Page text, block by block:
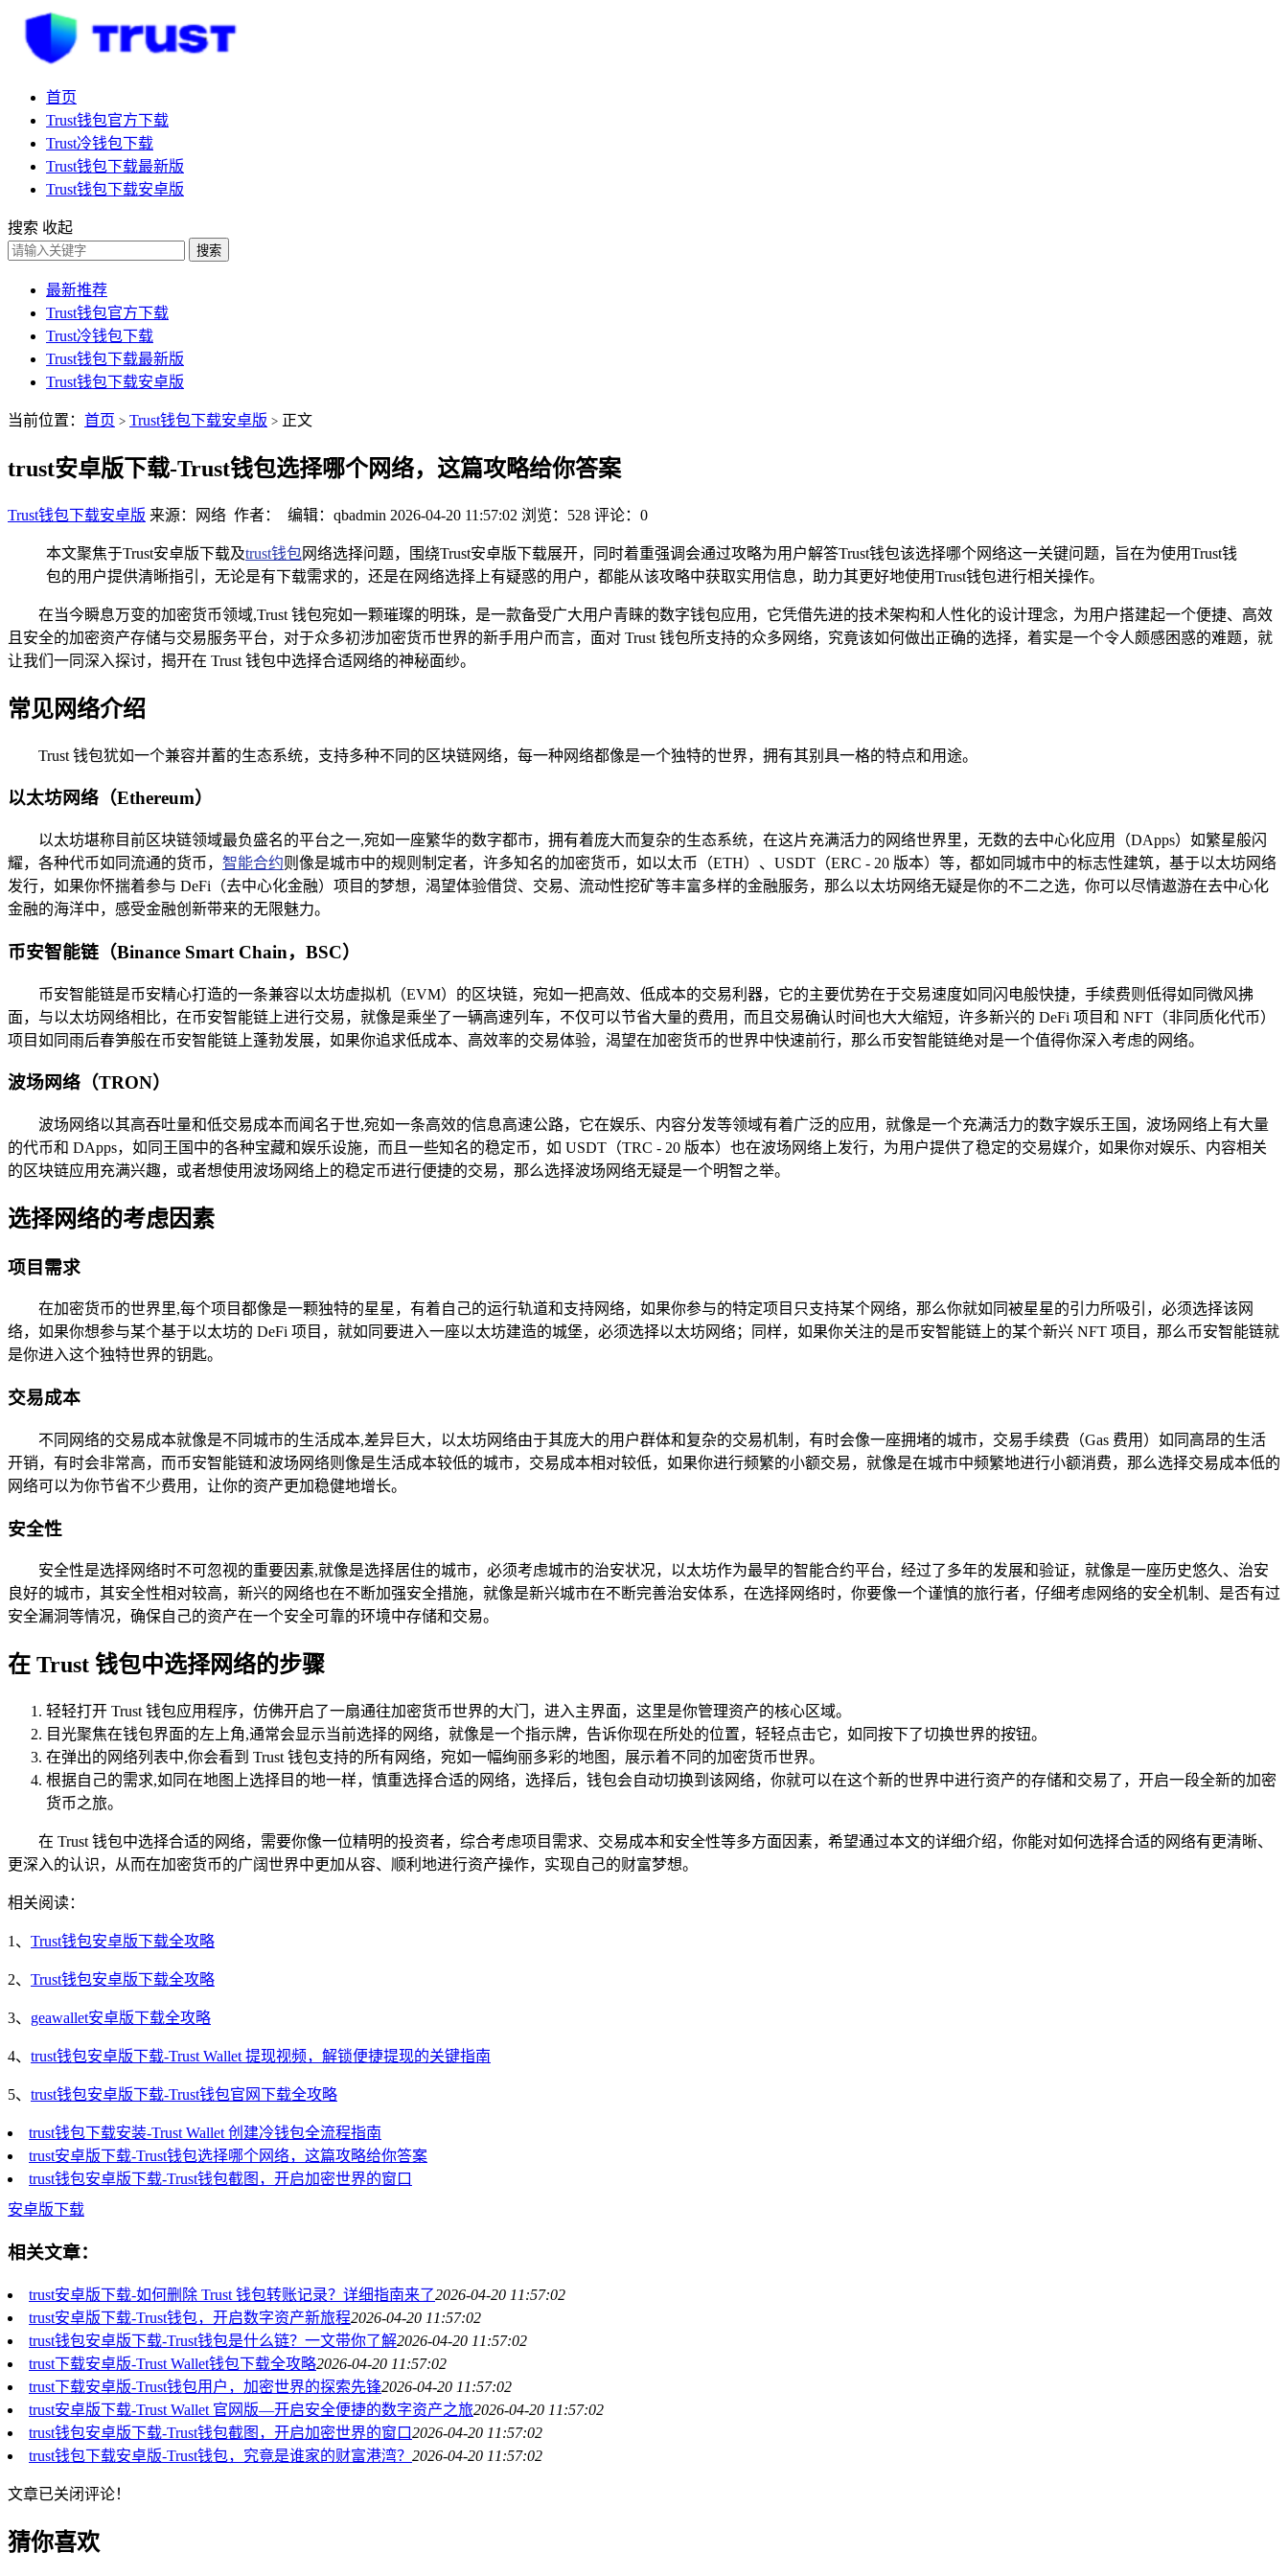
首页
Trust钱包官方下载
Trust冷钱包下载
Trust钱包下载最新版
Trust钱包下载安卓版
搜索 收起
搜索
最新推荐
Trust钱包官方下载
Trust冷钱包下载
Trust钱包下载最新版
Trust钱包下载安卓版
当前位置： 首页 > Trust钱包下载安卓版 > 正文
trust安卓版下载-Trust钱包选择哪个网络，这篇攻略给你答案
Trust钱包下载安卓版 来源：网络 作者： 编辑：qbadmin 2026-04-20 11:57:02 浏览：528 评论：0
本文聚焦于Trust安卓版下载及trust钱包网络选择问题，围绕Trust安卓版下载展开，同时着重强调会通过攻略为用户解答Trust钱包该选择哪个网络这一关键问题，旨在为使用Trust钱
包的用户提供清晰指引，无论是有下载需求的，还是在网络选择上有疑惑的用户，都能从该攻略中获取实用信息，助力其更好地使用Trust钱包进行相关操作。
在当今瞬息万变的加密货币领域,Trust 钱包宛如一颗璀璨的明珠，是一款备受广大用户青睐的数字钱包应用，它凭借先进的技术架构和人性化的设计理念，为用户搭建起一个便捷、高效
且安全的加密资产存储与交易服务平台，对于众多初涉加密货币世界的新手用户而言，面对 Trust 钱包所支持的众多网络，究竟该如何做出正确的选择，着实是一个令人颇感困惑的难题，就
让我们一同深入探讨，揭开在 Trust 钱包中选择合适网络的神秘面纱。
常见网络介绍
Trust 钱包犹如一个兼容并蓄的生态系统，支持多种不同的区块链网络，每一种网络都像是一个独特的世界，拥有其别具一格的特点和用途。
以太坊网络（Ethereum）
以太坊堪称目前区块链领域最负盛名的平台之一,宛如一座繁华的数字都市，拥有着庞大而复杂的生态系统，在这片充满活力的网络世界里，无数的去中心化应用（DApps）如繁星般闪
耀，各种代币如同流通的货币， 智能合约则像是城市中的规则制定者，许多知名的加密货币，如以太币（ETH）、USDT（ERC - 20 版本）等，都如同城市中的标志性建筑，基于以太坊网络
发行，如果你怀揣着参与 DeFi（去中心化金融）项目的梦想，渴望体验借贷、交易、流动性挖矿等丰富多样的金融服务，那么以太坊网络无疑是你的不二之选，你可以尽情遨游在去中心化
金融的海洋中，感受金融创新带来的无限魅力。
币安智能链（Binance Smart Chain，BSC）
币安智能链是币安精心打造的一条兼容以太坊虚拟机（EVM）的区块链，宛如一把高效、低成本的交易利器，它的主要优势在于交易速度如同闪电般快捷，手续费则低得如同微风拂
面，与以太坊网络相比，在币安智能链上进行交易，就像是乘坐了一辆高速列车，不仅可以节省大量的费用，而且交易确认时间也大大缩短，许多新兴的 DeFi 项目和 NFT（非同质化代币）
项目如同雨后春笋般在币安智能链上蓬勃发展，如果你追求低成本、高效率的交易体验，渴望在加密货币的世界中快速前行，那么币安智能链绝对是一个值得你深入考虑的网络。
波场网络（TRON）
波场网络以其高吞吐量和低交易成本而闻名于世,宛如一条高效的信息高速公路，它在娱乐、内容分发等领域有着广泛的应用，就像是一个充满活力的数字娱乐王国，波场网络上有大量
的代币和 DApps，如同王国中的各种宝藏和娱乐设施，而且一些知名的稳定币，如 USDT（TRC - 20 版本）也在波场网络上发行，为用户提供了稳定的交易媒介，如果你对娱乐、内容相关
的区块链应用充满兴趣，或者想使用波场网络上的稳定币进行便捷的交易，那么选择波场网络无疑是一个明智之举。
选择网络的考虑因素
项目需求
在加密货币的世界里,每个项目都像是一颗独特的星星，有着自己的运行轨道和支持网络，如果你参与的特定项目只支持某个网络，那么你就如同被星星的引力所吸引，必须选择该网
络，如果你想参与某个基于以太坊的 DeFi 项目，就如同要进入一座以太坊建造的城堡，必须选择以太坊网络；同样，如果你关注的是币安智能链上的某个新兴 NFT 项目，那么币安智能链就
是你进入这个独特世界的钥匙。
交易成本
不同网络的交易成本就像是不同城市的生活成本,差异巨大，以太坊网络由于其庞大的用户群体和复杂的交易机制，有时会像一座拥堵的城市，交易手续费（Gas 费用）如同高昂的生活
开销，有时会非常高，而币安智能链和波场网络则像是生活成本较低的城市，交易成本相对较低，如果你进行频繁的小额交易，就像是在城市中频繁地进行小额消费，那么选择交易成本低的
网络可以为你节省不少费用，让你的资产更加稳健地增长。
安全性
安全性是选择网络时不可忽视的重要因素,就像是选择居住的城市，必须考虑城市的治安状况，以太坊作为最早的智能合约平台，经过了多年的发展和验证，就像是一座历史悠久、治安
良好的城市，其安全性相对较高，新兴的网络也在不断加强安全措施，就像是新兴城市在不断完善治安体系，在选择网络时，你要像一个谨慎的旅行者，仔细考虑网络的安全机制、是否有过
安全漏洞等情况，确保自己的资产在一个安全可靠的环境中存储和交易。
在 Trust 钱包中选择网络的步骤
轻轻打开 Trust 钱包应用程序，仿佛开启了一扇通往加密货币世界的大门，进入主界面，这里是你管理资产的核心区域。
目光聚焦在钱包界面的左上角,通常会显示当前选择的网络，就像是一个指示牌，告诉你现在所处的位置，轻轻点击它，如同按下了切换世界的按钮。
在弹出的网络列表中,你会看到 Trust 钱包支持的所有网络，宛如一幅绚丽多彩的地图，展示着不同的加密货币世界。
根据自己的需求,如同在地图上选择目的地一样，慎重选择合适的网络，选择后，钱包会自动切换到该网络，你就可以在这个新的世界中进行资产的存储和交易了，开启一段全新的加密
货币之旅。
在 Trust 钱包中选择合适的网络，需要你像一位精明的投资者，综合考虑项目需求、交易成本和安全性等多方面因素，希望通过本文的详细介绍，你能对如何选择合适的网络有更清晰、
更深入的认识，从而在加密货币的广阔世界中更加从容、顺利地进行资产操作，实现自己的财富梦想。
相关阅读：
1、 Trust钱包安卓版下载全攻略
2、 Trust钱包安卓版下载全攻略
3、 geawallet安卓版下载全攻略
4、 trust钱包安卓版下载-Trust Wallet 提现视频，解锁便捷提现的关键指南
5、 trust钱包安卓版下载-Trust钱包官网下载全攻略
trust钱包下载安装-Trust Wallet 创建冷钱包全流程指南
trust安卓版下载-Trust钱包选择哪个网络，这篇攻略给你答案
trust钱包安卓版下载-Trust钱包截图，开启加密世界的窗口
安卓版下载
相关文章：
trust安卓版下载-如何删除 Trust 钱包转账记录？详细指南来了2026-04-20 11:57:02
trust安卓版下载-Trust钱包，开启数字资产新旅程2026-04-20 11:57:02
trust钱包安卓版下载-Trust钱包是什么链？一文带你了解2026-04-20 11:57:02
trust下载安卓版-Trust Wallet钱包下载全攻略2026-04-20 11:57:02
trust下载安卓版-Trust钱包用户，加密世界的探索先锋2026-04-20 11:57:02
trust安卓版下载-Trust Wallet 官网版—开启安全便捷的数字资产之旅2026-04-20 11:57:02
trust钱包安卓版下载-Trust钱包截图，开启加密世界的窗口2026-04-20 11:57:02
trust钱包下载安卓版-Trust钱包，究竟是谁家的财富港湾？ 2026-04-20 11:57:02
文章已关闭评论！
猜你喜欢